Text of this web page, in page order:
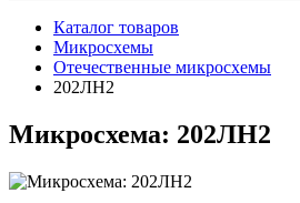
Каталог товаров
Микросхемы
Отечественные микросхемы
202ЛН2
Микросхема: 202ЛН2